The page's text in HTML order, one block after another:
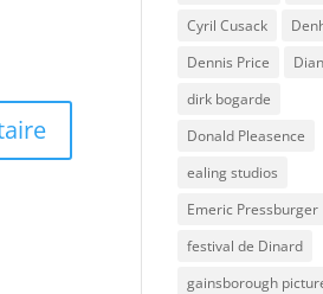
Cyril Cusack
Dennis Price
dirk bogarde
Donald Pleasence
ealing studios
Emeric Pressburger
festival de Dinard
gainsborough